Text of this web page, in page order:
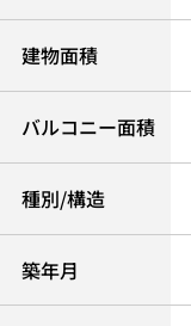
建物面積
バルコニー面積
種別/構造
築年月